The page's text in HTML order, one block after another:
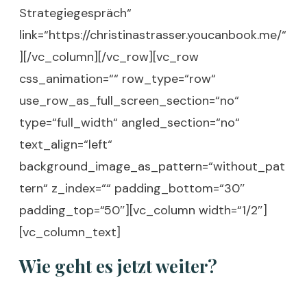
Strategiegespräch“
link=“https://christinastrasser.youcanbook.me/“
][/vc_column][/vc_row][vc_row
css_animation=““ row_type=“row“
use_row_as_full_screen_section=“no“
type=“full_width“ angled_section=“no“
text_align=“left“
background_image_as_pattern=“without_pat
tern“ z_index=““ padding_bottom=“30″
padding_top=“50″][vc_column width=“1/2″]
[vc_column_text]
Wie geht es jetzt weiter?